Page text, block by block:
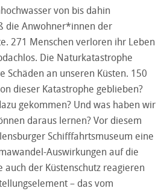
von bis dahin
die Anwohner*innen der
271 Menschen verloren ihr Leben
Die Naturkatastrophe
Schäden an unseren Küsten. 150
dieser Katastrophe geblieben?
gekommen? Und was haben wir
daraus lernen? Vor diesem
Schifffahrtsmuseum eine
Auswirkungen auf die
auch der Küstenschutz reagieren
– das vom